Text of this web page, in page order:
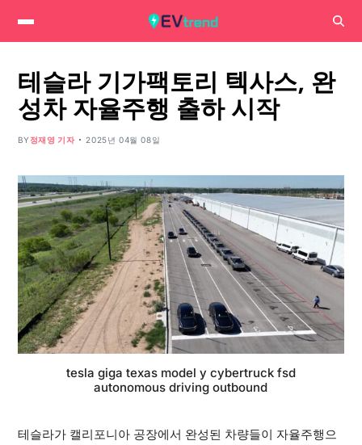
테슬라 기가팩토리 텍사스, 완
성차 자율주행 출하 시작
BY 정재영 기자 2025년 04월 08일
tesla giga texas model y cybertruck fsd
autonomous driving outbound
테슬라가 캘리포니아 공장에서 완성된 차량들이 자율주행으